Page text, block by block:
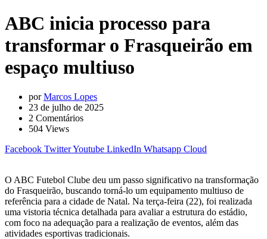
ABC inicia processo para
transformar o Frasqueirão em
espaço multiuso
porMarcos Lopes
23 de julho de 2025
2 Comentários
504 Views
Facebook TwitterYoutube LinkedIn Whatsapp Cloud
O ABC Futebol Clube deu um passo significativo na transformação
do Frasqueirão, buscando torná-lo um equipamento multiuso de
referência para a cidade de Natal. Na terça-feira (22), foi realizada
uma vistoria técnica detalhada para avaliar a estrutura do estádio,
com foco na adequação para a realização de eventos, além das
atividades esportivas tradicionais.